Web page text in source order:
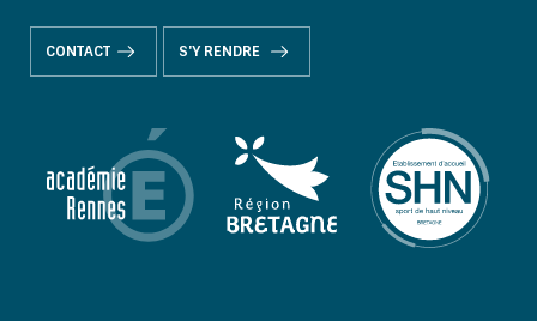
CONTACT S'Y RENDRE